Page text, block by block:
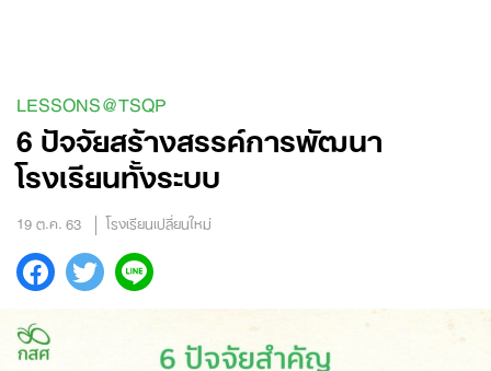
LESSONS@TSQP
6 ปัจจัยสร้างสรรค์การพัฒนา
โรงเรียนทั้งระบบ
19 ต.ค. 63 โรงเรียนเปลี่ยนใหม่